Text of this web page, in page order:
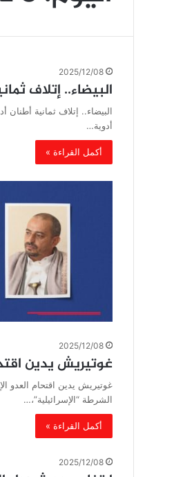
2025/12/08
البيضاء.. إتلاف
البيضاء.. إتلاف ثمانية أطنان
أدوية…
أكمل القراءة »
2025/12/08
غوتيريش يدين
غوتيريش يدين اقتحام العدو
الشرطة “الإسرائيلية”،…
أكمل القراءة »
2025/12/08